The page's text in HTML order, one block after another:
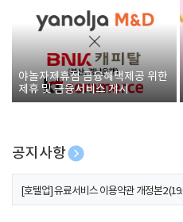
야놀자제휴점 금융혜택제공 위한
제휴 및 금융서비스 게시
공지사항
[호텔업] 개인정보 처리방침 개정본1
[호텔업] 유료서비스 이용약관 개정본2